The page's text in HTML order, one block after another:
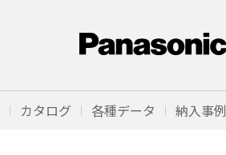
カタログ 各種データ 納入事例